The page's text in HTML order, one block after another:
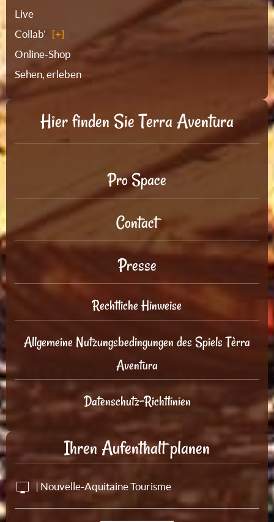
Live
Collab'
Online-Shop
Sehen, erleben
Hier finden Sie Terra Aventura
Pro Space
Contact
Presse
Rechtliche Hinweise
Allgemeine Nutzungsbedingungen des Spiels Tèrra
Aventura
Datenschutz-Richtlinien
Ihren Aufenthalt planen
| Nouvelle-Aquitaine Tourisme